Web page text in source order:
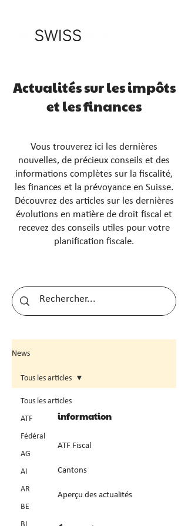
Actualités sur les impôts
et les finances
Vous trouverez ici les dernières
nouvelles, de précieux conseils et des
informations complètes sur la fiscalité,
les finances et la prévoyance en Suisse.
Découvrez des articles sur les dernières
évolutions en matière de droit fiscal et
recevez des conseils utiles pour votre
planification fiscale.
News
Tous les articles
ATF
Fédéral
AG
AI
AR
BE
Tous les articles
information
ATF Fiscal
Cantons
Aperçu des actualités